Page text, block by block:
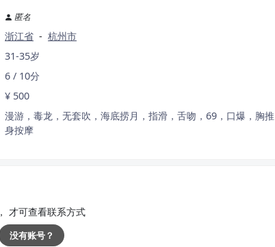
匿名
浙江省 - 杭州市
31-35岁
6 / 10分
¥ 500
漫游，毒龙，无套吹，海底捞月，指滑，舌吻，69，口爆，胸
身按摩
， 才可查看联系方式
没有账号？